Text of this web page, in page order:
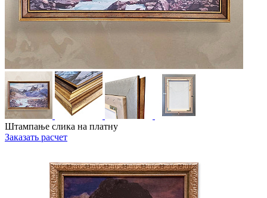
Штампање слика на платну
Заказать расчет